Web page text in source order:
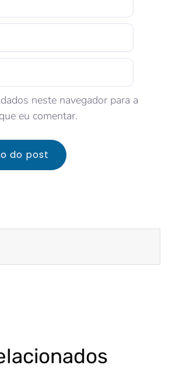
neste navegador para a
eu comentar.